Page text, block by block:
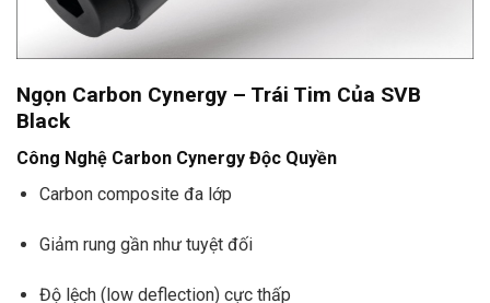
Ngọn Carbon Cynergy – Trái Tim Của SVB
Black
Công Nghệ Carbon Cynergy Độc Quyền
Carbon composite đa lớp
Giảm rung gần như tuyệt đối
Độ lệch (low deflection) cực thấp